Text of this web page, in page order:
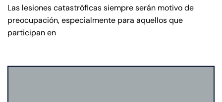
Las lesiones catastróficas siempre serán motivo de
preocupación, especialmente para aquellos que
participan en